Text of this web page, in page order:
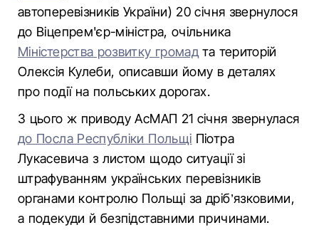
автоперевізників України) 20 січня звернулося
до Віцепрем'єр-міністра, очільника
Міністерства розвитку громад та територій
Олексія Кулеби, описавши йому в деталях
про події на польських дорогах.
З цього ж приводу АсМАП 21 січня звернулася
до Посла Республіки Польщі Піотра
Лукасевича з листом щодо ситуації зі
штрафуванням українських перевізників
органами контролю Польщі за дріб’язковими,
а подекуди й безпідставними причинами.